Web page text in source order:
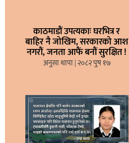
काठमाडौं उपत्यकाः घरभित्र र
बाहिर नै जोखिम, सरकारको आश
नगरौं, जनता आफैं बनौं सुरक्षित !
अनुसा थापा २०८२ पुष १७